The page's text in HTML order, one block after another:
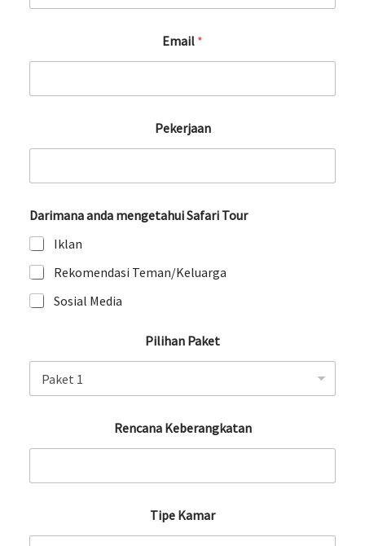
Email *
Pekerjaan
Darimana anda mengetahui Safari Tour
Iklan
Rekomendasi Teman/Keluarga
Sosial Media
Pilihan Paket
Rencana Keberangkatan
Tipe Kamar